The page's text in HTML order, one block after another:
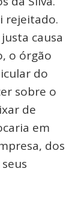
rejeitado.
causa
o órgão
do
sobre o
de
em
dos